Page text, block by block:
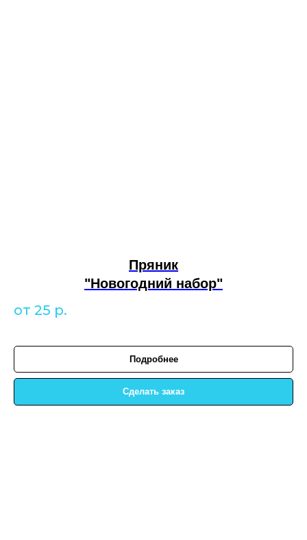
Пряник
"Новогодний набор"
от 25 р.
Подробнее
Сделать заказ